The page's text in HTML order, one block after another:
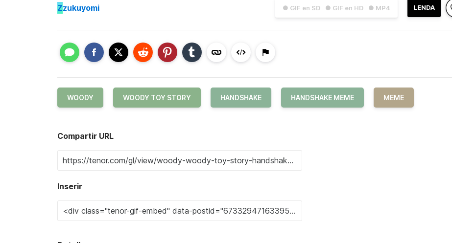
● GIF en SD ● GIF en HD ● MP4 LENDA
Zzukuyomi
WOODY WOODY TOY STORY HANDSHAKE HANDSHAKE MEME MEME
Compartir URL
Inserir